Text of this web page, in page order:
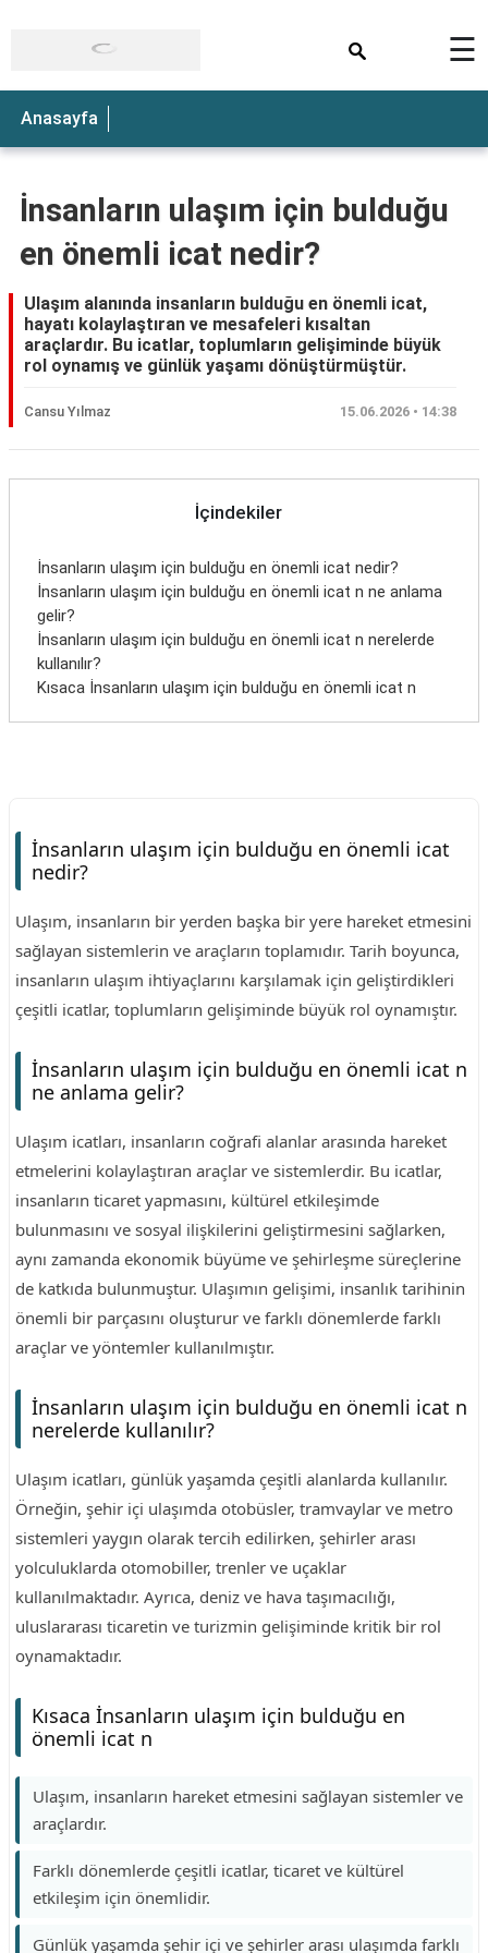
☰
Anasayfa
İnsanların ulaşım için bulduğu
en önemli icat nedir?
Ulaşım alanında insanların bulduğu en önemli icat,
hayatı kolaylaştıran ve mesafeleri kısaltan
araçlardır. Bu icatlar, toplumların gelişiminde büyük
rol oynamış ve günlük yaşamı dönüştürmüştür.
Cansu Yılmaz 15.06.2026 • 14:38
İçindekiler
İnsanların ulaşım için bulduğu en önemli icat nedir?
İnsanların ulaşım için bulduğu en önemli icat n ne anlama
gelir?
İnsanların ulaşım için bulduğu en önemli icat n nerelerde
kullanılır?
Kısaca İnsanların ulaşım için bulduğu en önemli icat n
İnsanların ulaşım için bulduğu en önemli icat
nedir?
Ulaşım, insanların bir yerden başka bir yere hareket etmesini
sağlayan sistemlerin ve araçların toplamıdır. Tarih boyunca,
insanların ulaşım ihtiyaçlarını karşılamak için geliştirdikleri
çeşitli icatlar, toplumların gelişiminde büyük rol oynamıştır.
İnsanların ulaşım için bulduğu en önemli icat n
ne anlama gelir?
Ulaşım icatları, insanların coğrafi alanlar arasında hareket
etmelerini kolaylaştıran araçlar ve sistemlerdir. Bu icatlar,
insanların ticaret yapmasını, kültürel etkileşimde
bulunmasını ve sosyal ilişkilerini geliştirmesini sağlarken,
aynı zamanda ekonomik büyüme ve şehirleşme süreçlerine
de katkıda bulunmuştur. Ulaşımın gelişimi, insanlık tarihinin
önemli bir parçasını oluşturur ve farklı dönemlerde farklı
araçlar ve yöntemler kullanılmıştır.
İnsanların ulaşım için bulduğu en önemli icat n
nerelerde kullanılır?
Ulaşım icatları, günlük yaşamda çeşitli alanlarda kullanılır.
Örneğin, şehir içi ulaşımda otobüsler, tramvaylar ve metro
sistemleri yaygın olarak tercih edilirken, şehirler arası
yolculuklarda otomobiller, trenler ve uçaklar
kullanılmaktadır. Ayrıca, deniz ve hava taşımacılığı,
uluslararası ticaretin ve turizmin gelişiminde kritik bir rol
oynamaktadır.
Kısaca İnsanların ulaşım için bulduğu en
önemli icat n
Ulaşım, insanların hareket etmesini sağlayan sistemler ve
araçlardır.
Farklı dönemlerde çeşitli icatlar, ticaret ve kültürel
etkileşim için önemlidir.
Günlük yaşamda şehir içi ve şehirler arası ulaşımda farklı